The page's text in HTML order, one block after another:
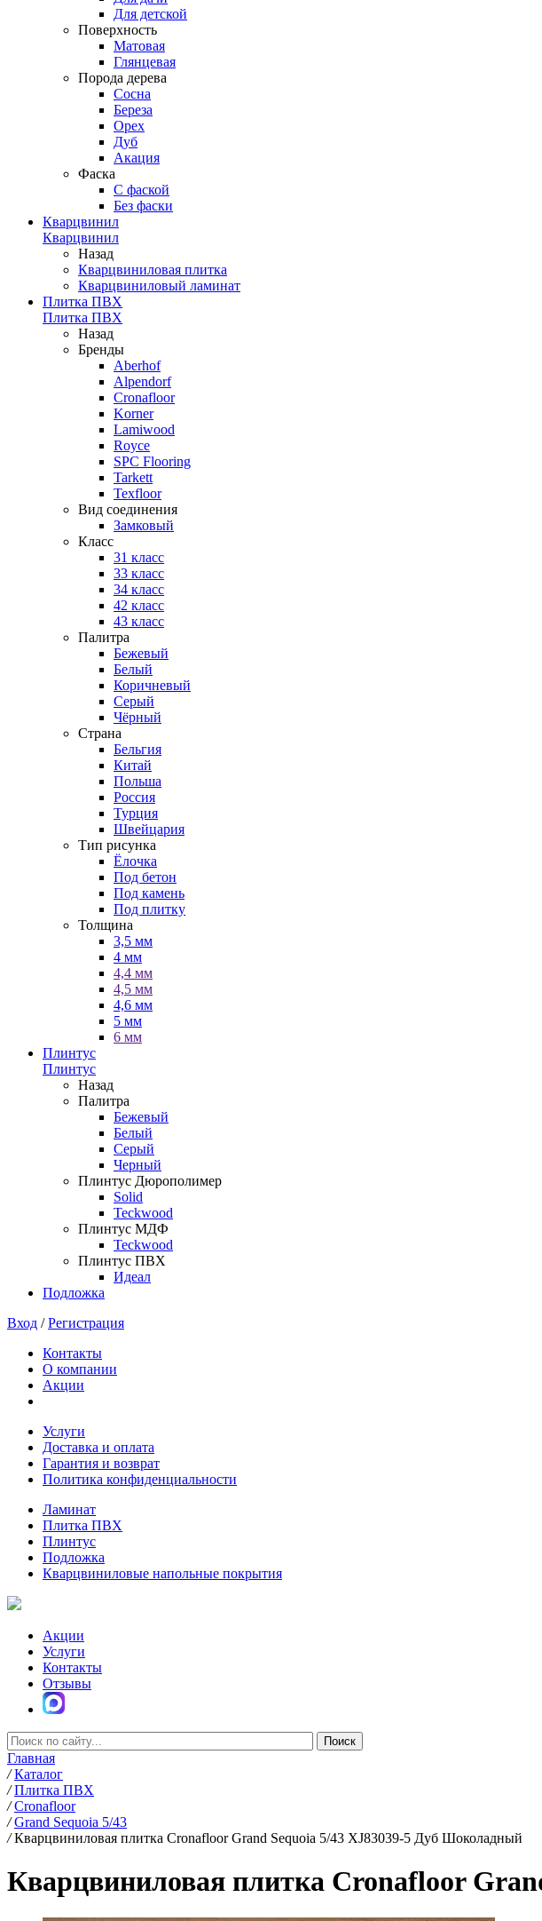
Для детской
Поверхность
Матовая
Глянцевая
Порода дерева
Сосна
Береза
Орех
Дуб
Акация
Фаска
С фаской
Без фаски
Кварцвинил
Кварцвинил
Назад
Кварцвиниловая плитка
Кварцвиниловый ламинат
Плитка ПВХ
Плитка ПВХ
Назад
Бренды
Aberhof
Alpendorf
Cronafloor
Korner
Lamiwood
Royce
SPC Flooring
Tarkett
Texfloor
Вид соединения
Замковый
Класс
31 класс
33 класс
34 класс
42 класс
43 класс
Палитра
Бежевый
Белый
Коричневый
Серый
Чёрный
Страна
Бельгия
Китай
Польша
Россия
Турция
Швейцария
Тип рисунка
Ёлочка
Под бетон
Под камень
Под плитку
Толщина
3,5 мм
4 мм
4,4 мм
4,5 мм
4,6 мм
5 мм
6 мм
Плинтус
Плинтус
Назад
Палитра
Бежевый
Белый
Серый
Черный
Плинтус Дюрополимер
Solid
Teckwood
Плинтус МДФ
Teckwood
Плинтус ПВХ
Идеал
Подложка
Вход /Регистрация
Контакты
О компании
Акции
Услуги
Доставка и оплата
Гарантия и возврат
Политика конфиденциальности
Ламинат
Плитка ПВХ
Плинтус
Подложка
Кварцвиниловые напольные покрытия
Акции
Услуги
Контакты
Отзывы
Главная
/ Каталог
/ Плитка ПВХ
/ Cronafloor
/ Grand Sequoia 5/43
/ Кварцвиниловая плитка Cronafloor Grand Sequoia 5/43 XJ83039-5 Дуб Шоколадный
Кварцвиниловая плитка Cronafloor